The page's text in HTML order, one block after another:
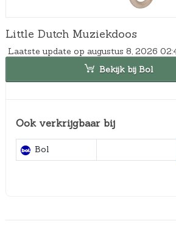
Little Dutch Muziekdoos
Laatste update op augustus 8, 2026
Bekijk bij Bol
Ook verkrijgbaar bij
Bol